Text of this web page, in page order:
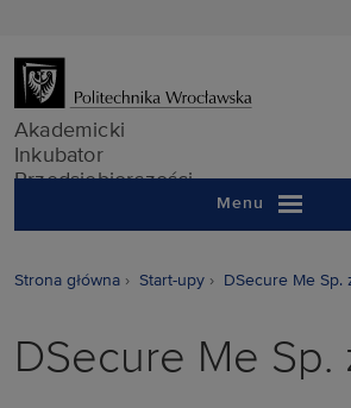
Akademicki
Inkubator
Przedsiębiorczości
Menu
Strona główna Start-upy DSecure Me Sp.
DSecure Me Sp.